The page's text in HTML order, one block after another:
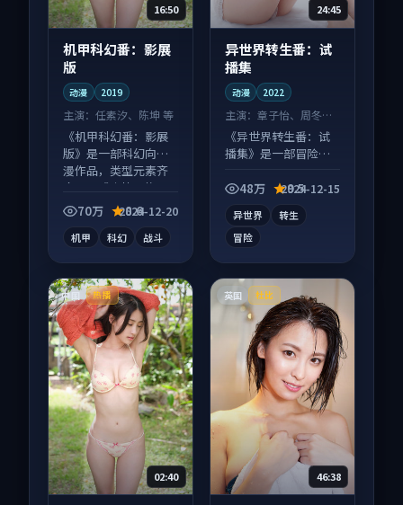
16:50
机甲科幻番：影展
版
动漫 2019
主演： 任素汐、陈坤 等
《机甲科幻番：影展
版》是一部科幻向动
漫作品，类型元素齐
全，观感爽快不拖
沓。70万 8.6
2024-12-20
机甲 科幻 战斗
24:45
异世界转生番：试
播集
动漫 2022
主演：章子怡、周冬雨
等
《异世界转生番：试
播集》是一部冒险向
信息量大，适合沉浸
48万 9.5
2024-12-15
异世界
转生
冒险
中国 热播
02:40
英国 杜比
46:38